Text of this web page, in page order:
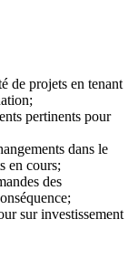
de projets en tenant
pertinents pour
dans le
en cours;
des
sur investissement